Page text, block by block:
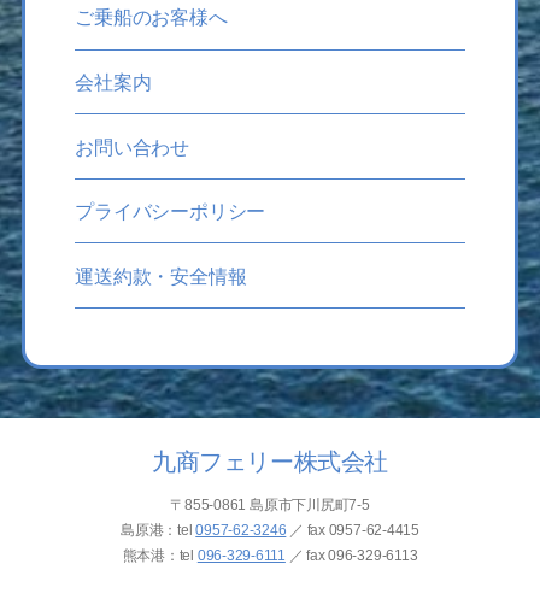
ご乗船のお客様へ
会社案内
お問い合わせ
プライバシーポリシー
運送約款・安全情報
九商フェリー株式会社
〒855-0861 島原市下川尻町7-5
島原港：tel0957-62-3246 ／ fax 0957-62-4415
熊本港：tel 096-329-6111 ／ fax096-329-6113